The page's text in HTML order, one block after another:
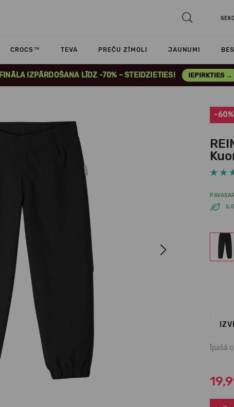
CROCS™ TEVA PREČU ZĪMOLI JAUNUMI
FINĀLA IZPĀRDOŠANA LĪDZ -70% – STEIDZIETIES! IEPIRKTIES →
Next
-60%
Īpašā